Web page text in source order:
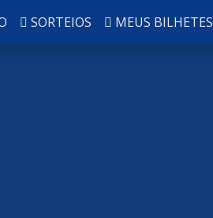
SORTEIOS MEUS BILHETES